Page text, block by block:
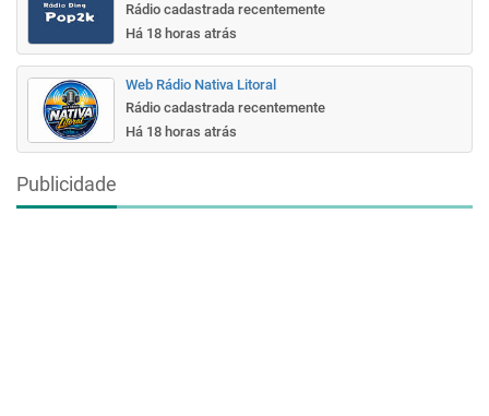
Rádio cadastrada recentemente
Há 18 horas atrás
Web Rádio Nativa Litoral
Rádio cadastrada recentemente
Há 18 horas atrás
Publicidade